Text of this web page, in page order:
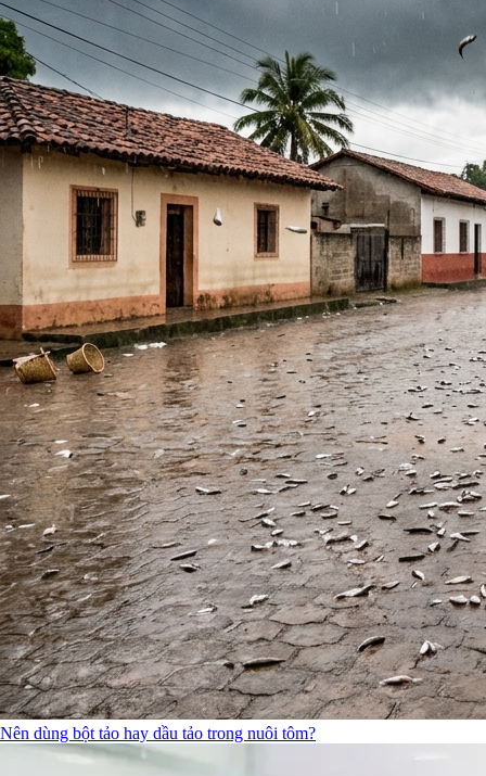
Nên dùng bột tảo hay dầu tảo trong nuôi tôm?